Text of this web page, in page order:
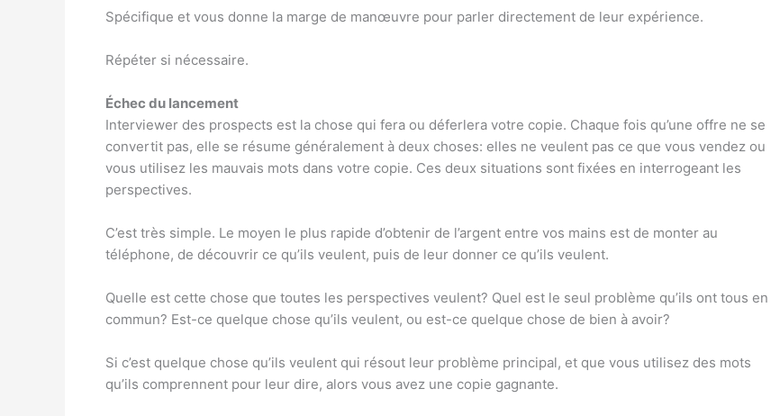
Spécifique et vous donne la marge de manœuvre pour parler directement de leur expérience.
Répéter si nécessaire.
Échec du lancement
Interviewer des prospects est la chose qui fera ou déferlera votre copie. Chaque fois qu’une offre ne se
convertit pas, elle se résume généralement à deux choses: elles ne veulent pas ce que vous vendez ou
vous utilisez les mauvais mots dans votre copie. Ces deux situations sont fixées en interrogeant les
perspectives.
C’est très simple. Le moyen le plus rapide d’obtenir de l’argent entre vos mains est de monter au
téléphone, de découvrir ce qu’ils veulent, puis de leur donner ce qu’ils veulent.
Quelle est cette chose que toutes les perspectives veulent? Quel est le seul problème qu’ils ont tous en
commun? Est-ce quelque chose qu’ils veulent, ou est-ce quelque chose de bien à avoir?
Si c’est quelque chose qu’ils veulent qui résout leur problème principal, et que vous utilisez des mots
qu’ils comprennent pour leur dire, alors vous avez une copie gagnante.